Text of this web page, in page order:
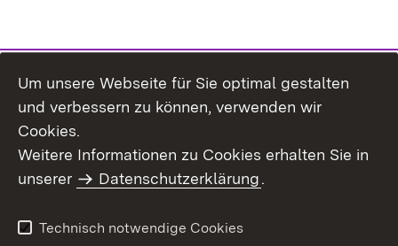
Benutzungshinweise
Erklärung zur
Um unsere Webseite für Sie optimal gestalten
und verbessern zu können, verwenden wir
Cookies.
Weitere Informationen zu Cookies erhalten Sie in
unserer
Datenschutzerklärung.
Technisch notwendige Cookies